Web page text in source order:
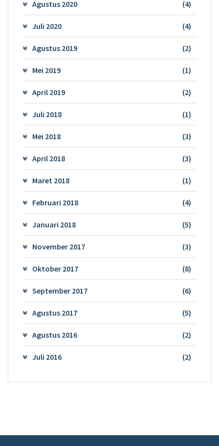
Agustus 2020 (4)
Juli 2020 (4)
Agustus 2019 (2)
Mei 2019 (1)
April 2019 (2)
Juli 2018 (1)
Mei 2018 (3)
April 2018 (3)
Maret 2018 (1)
Februari 2018 (4)
Januari 2018 (5)
November 2017 (3)
Oktober 2017 (8)
September 2017 (6)
Agustus 2017 (5)
Agustus 2016 (2)
Juli 2016 (2)